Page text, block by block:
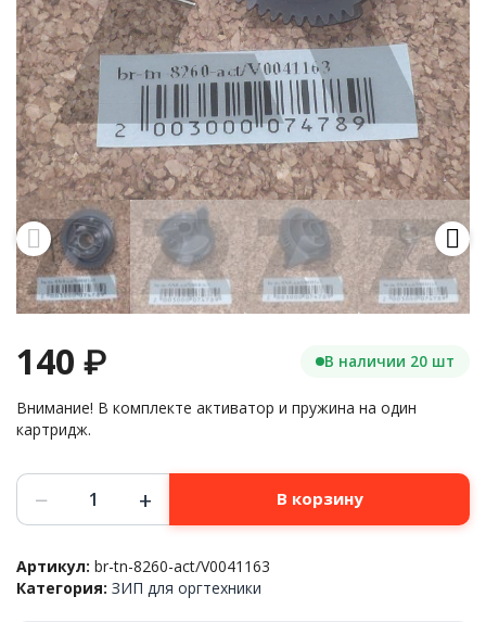
140 ₽
Внимание! В комплекте активатор и пружина на один
картридж.
В наличии 20 шт
Количество
товара
Флажок
счетчика
тонер-
− + В корзину
Артикул: br-tn-8260-act/V0041163
Категория: ЗИП для оргтехники